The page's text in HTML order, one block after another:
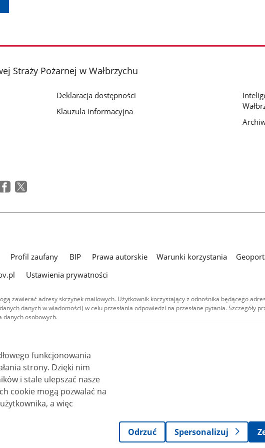
Straży Pożarnej w Wałbrzychu
Deklaracja dostępności
Klauzula informacyjna
Profil zaufany BIP Prawa autorskie Warunki korzystania
Ustawienia prywatności
zawierać adresy skrzynek mailowych. Użytkownik korzystający z odnośnika będącego
danych w wiadomości) w celu przesłania odpowiedzi na przesłane pytania. Szczegóły
danych osobowych.
serwisie (z wyłączeniem treści audiowizualnych), są
Commons: uznanie autorstwa - na tych samych
Materiały audiowizualne, w tym zdjęcia, materiały audio i wideo,
Creative Commons: uznanie autorstwa użycie niekomercyjne -
BY-NC-ND 4.0), o ile nie jest to stwierdzone inaczej.
funkcjonowania
Dzięki nim
i stale ulepszać nasze
a więc
Odrzuć
Spersonalizuj